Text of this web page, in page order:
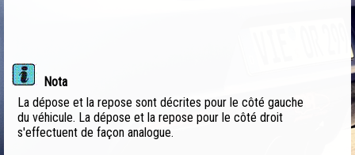
Nota
La dépose et la repose sont décrites pour le côté gauche
du véhicule. La dépose et la repose pour le côté droit
s'effectuent de façon analogue.